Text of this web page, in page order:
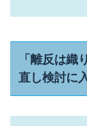
「離反は織
直し検討に